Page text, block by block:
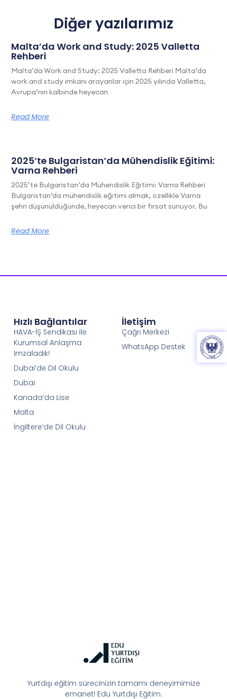
Diğer yazılarımız
Malta’da Work and Study: 2025 Valletta
Rehberi
Malta’da Work and Study: 2025 Valletta Rehberi Malta’da
work and study imkanı arayanlar için 2025 yılında Valletta,
Avrupa’nın kalbinde heyecan
Read More
2025’te Bulgaristan’da Mühendislik Eğitimi:
Varna Rehberi
2025’te Bulgaristan’da Mühendislik Eğitimi: Varna Rehberi
Bulgaristan’da mühendislik eğitimi almak, özellikle Varna
şehri düşünüldüğünde, heyecan verici bir fırsat sunuyor. Bu
Read More
Yurtdışı eğitim sürecinizin tamamı deneyimimize
emanet! Edu Yurtdışı Eğitim.
Hızlı Bağlantılar
HAVA-İŞ Sendikası ile
Kurumsal Anlaşma
İmzaladık!
Dubai’de Dil Okulu
Dubai
Kanada’da Lise
Malta
İngiltere’de Dil Okulu
İletişim
Çağrı Merkezi
WhatsApp Destek